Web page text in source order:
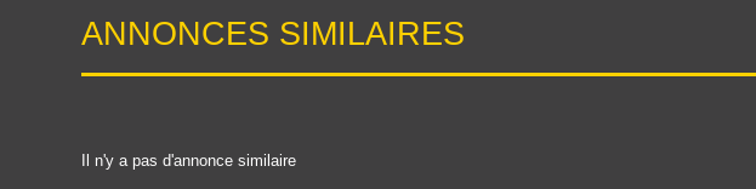
ANNONCES SIMILAIRES
Il n'y a pas d'annonce similaire